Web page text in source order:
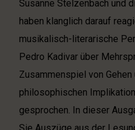
Susanne Stelzenbach und
haben klanglich darauf
musikalisch-literarische
Pedro Kadivar über
Zusammenspiel von Gehen
philosophischen
gesprochen. In dieser